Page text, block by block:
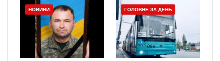
НОВИНИ ГОЛОВНЕ ЗА ДЕНЬ